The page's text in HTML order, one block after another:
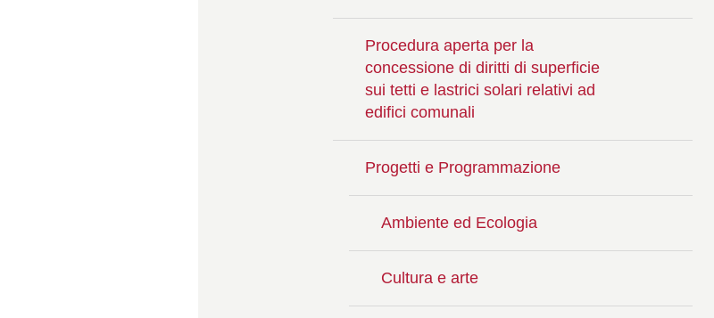
Procedura aperta per la
concessione di diritti di superficie
sui tetti e lastrici solari relativi ad
edifici comunali
Progetti e Programmazione
Ambiente ed Ecologia
Cultura e arte